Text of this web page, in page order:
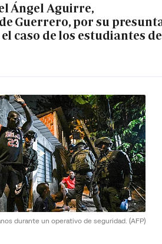
Ángel Aguirre,
Guerrero, por su
caso de los estudiantes de
durante un operativo de seguridad. (AFP)